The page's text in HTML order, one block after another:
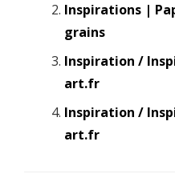
Inspirations |
grains
Inspiration /
art.fr
Inspiration /
art.fr